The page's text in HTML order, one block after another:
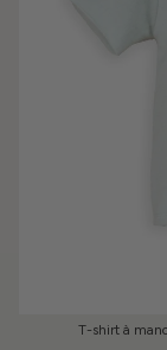
T-shirt à